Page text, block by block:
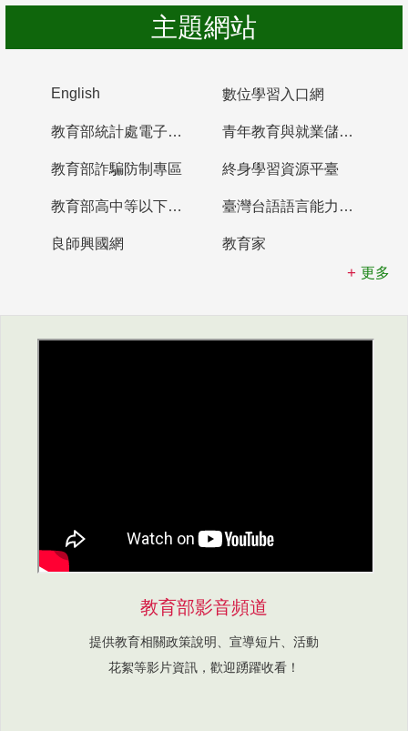
主題網站
English 數位學習入口網
教育部統計處電子書櫃 青年教育與就業儲蓄帳戶
教育部詐騙防制專區 終身學習資源平臺
教育部高中等以下學校及幼兒園教師資格檢定考試 臺灣台語語言能力認證網站
良師興國網
教育家
更多
教育部影音頻道
提供教育相關政策說明、宣導短片、活動
花絮等影片資訊，歡迎踴躍收看！